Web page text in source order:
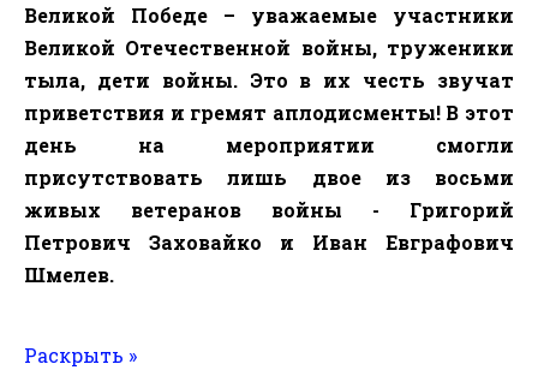
Великой Победе – уважаемые участники
Великой Отечественной войны, труженики
тыла, дети войны. Это в их честь звучат
приветствия и гремят аплодисменты! В этот
день на мероприятии смогли
присутствовать лишь двое из восьми
живых ветеранов войны - Григорий
Петрович Заховайко и Иван Евграфович
Шмелев.
Раскрыть »